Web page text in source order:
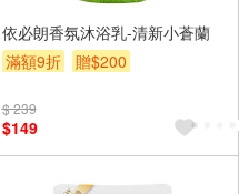
依必朗香氛沐浴乳-清新小蒼蘭
滿額9折
贈$200
$ 239
$149